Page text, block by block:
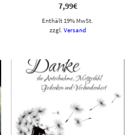
7,99€
Enthält 19% MwSt.
zzgl. Versand